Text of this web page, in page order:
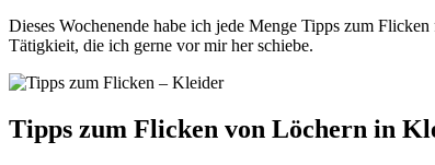
Dieses Wochenende habe ich jede Menge Tipps zum Flicken für Euch gesammelt. Vor allem der Sonntag stand ganz im Zeichen meines Flickkorbs.Der war so ziemlich am Überquillen. Flicken ist eine
Tätigkieit, die ich gerne vor mir her schiebe.
Tipps zum Flicken von Löchern in